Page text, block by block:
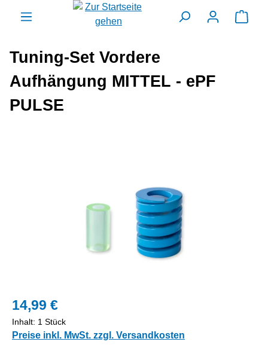
springen
Tuning-Set Vordere
Aufhängung MITTEL - ePF
PULSE
14,99 €
Inhalt: 1 Stück
Preise inkl. MwSt. zzgl. Versandkosten